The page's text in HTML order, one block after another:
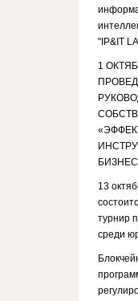
"IP&IT
1
13
турнир
среди